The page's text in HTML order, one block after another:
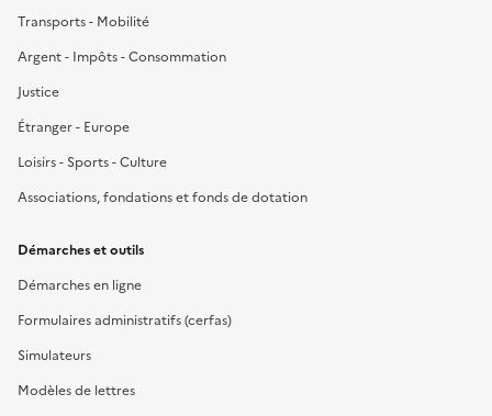
Transports - Mobilité
Argent - Impôts - Consommation
Justice
Étranger - Europe
Loisirs - Sports - Culture
Associations, fondations et fonds de dotation
Démarches et outils
Démarches en ligne
Formulaires administratifs (cerfas)
Simulateurs
Modèles de lettres